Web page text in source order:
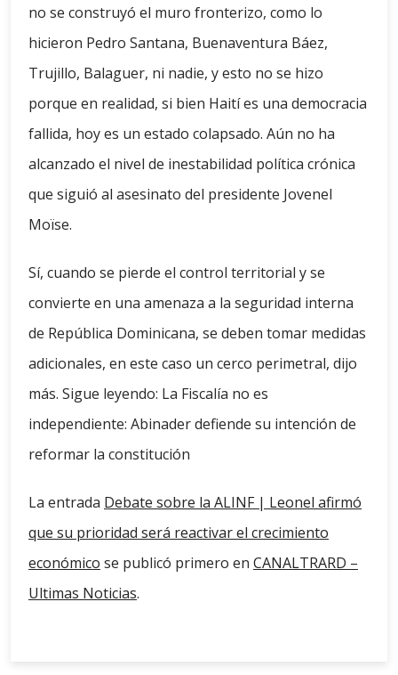
no se construyó el muro fronterizo, como lo
hicieron Pedro Santana, Buenaventura Báez,
Trujillo, Balaguer, ni nadie, y esto no se hizo
porque en realidad, si bien Haití es una democracia
fallida, hoy es un estado colapsado. Aún no ha
alcanzado el nivel de inestabilidad política crónica
que siguió al asesinato del presidente Jovenel
Moïse.
Sí, cuando se pierde el control territorial y se
convierte en una amenaza a la seguridad interna
de República Dominicana, se deben tomar medidas
adicionales, en este caso un cerco perimetral, dijo
más. Sigue leyendo: La Fiscalía no es
independiente: Abinader defiende su intención de
reformar la constitución
La entrada Debate sobre la ALINF | Leonel afirmó
que su prioridad será reactivar el crecimiento
económico se publicó primero en CANALTRARD –
Ultimas Noticias.